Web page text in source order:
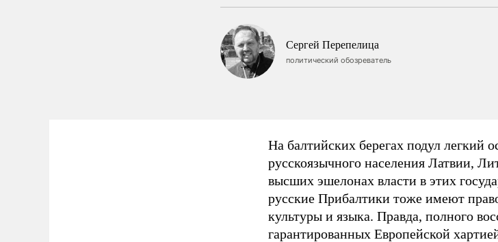
Сергей Перепелица
политический обозреватель
На балтийских берегах подул легкий
русскоязычного населения Латвии,
высших эшелонах власти в этих
русские Прибалтики тоже имеют
культуры и языка. Правда, полного
гарантированных Европейской